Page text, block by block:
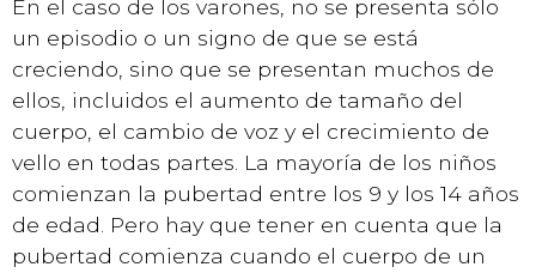
En el caso de los varones, no se presenta sólo
un episodio o un signo de que se está
creciendo, sino que se presentan muchos de
ellos, incluidos el aumento de tamaño del
cuerpo, el cambio de voz y el crecimiento de
vello en todas partes. La mayoría de los niños
comienzan la pubertad entre los 9 y los 14 años
de edad. Pero hay que tener en cuenta que la
pubertad comienza cuando el cuerpo de un